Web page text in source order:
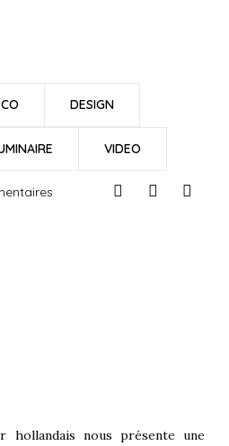
DESIGN
VIDEO
hollandais nous présente une